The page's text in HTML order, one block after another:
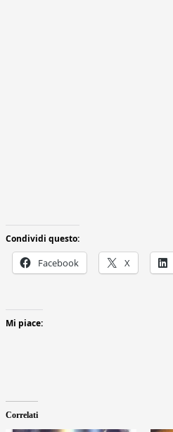
Condividi questo:
Facebook X
Mi piace:
Correlati